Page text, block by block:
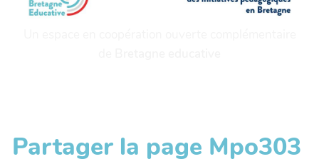
Partager la page Mpo303